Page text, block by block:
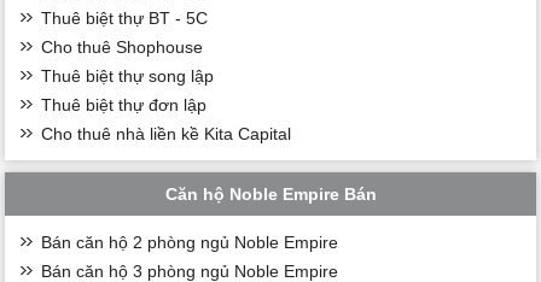
Thuê biệt thự BT - 5C
Cho thuê Shophouse
Thuê biệt thự song lập
Thuê biệt thự đơn lập
Cho thuê nhà liền kề Kita Capital
Căn hộ Noble Empire Bán
Bán căn hộ 2 phòng ngủ Noble Empire
Bán căn hộ 3 phòng ngủ Noble Empire